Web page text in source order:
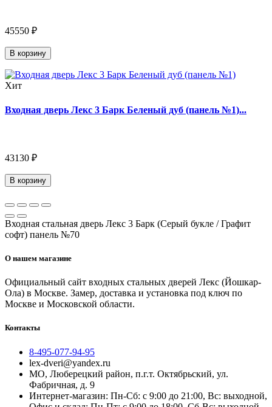
45550 ₽
В корзину
Хит
Входная дверь Лекс 3 Барк Беленый дуб (панель №1)...
43130 ₽
В корзину
Входная стальная дверь Лекс 3 Барк (Серый букле / Графит
софт) панель №70
О нашем магазине
Официальный сайт входных стальных дверей Лекс (Йошкар-
Ола) в Москве. Замер, доставка и установка под ключ по
Москве и Московской области.
Контакты
8-495-077-94-95
lex-dveri@yandex.ru
МО, Люберецкий район, п.г.т. Октябрьский, ул.
Фабричная, д. 9
Интернет-магазин: Пн-Сб: с 9:00 до 21:00, Вс: выходной,